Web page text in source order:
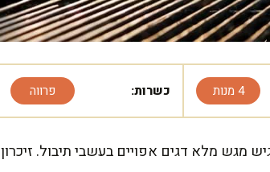
4 מנות כשרות: פרווה
מגש מלא דגים אפויים בעשבי תיבול. זיכרון